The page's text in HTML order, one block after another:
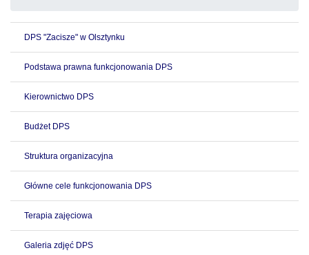
DPS "Zacisze" w Olsztynku
Podstawa prawna funkcjonowania DPS
Kierownictwo DPS
Budżet DPS
Struktura organizacyjna
Główne cele funkcjonowania DPS
Terapia zajęciowa
Galeria zdjęć DPS